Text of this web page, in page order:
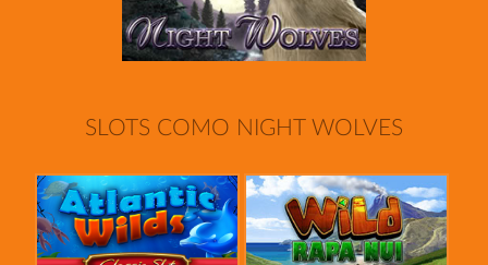
SLOTS COMO NIGHT WOLVES